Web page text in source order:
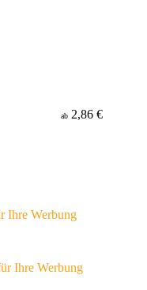
ab 2,86 €
Ihre Werbung